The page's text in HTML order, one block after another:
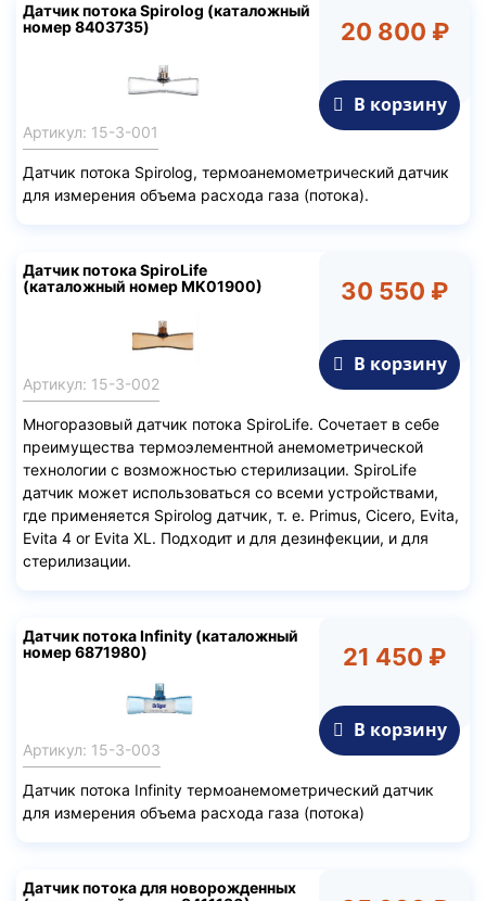
20 800 ₽
В корзину
Датчик потока Spirolog (каталожный
номер 8403735)
Артикул: 15-3-001
Датчик потока Spirolog, термоанемометрический датчик
для измерения объема расхода газа (потока).
30 550 ₽
В корзину
Датчик потока SpiroLife
(каталожный номер MK01900)
Артикул: 15-3-002
Многоразовый датчик потока SpiroLife. Сочетает в себе
преимущества термоэлементной анемометрической
технологии с возможностью стерилизации. SpiroLife
датчик может использоваться со всеми устройствами,
где применяется Spirolog датчик, т. е. Primus, Cicero, Evita,
Evita 4 or Evita XL. Подходит и для дезинфекции, и для
стерилизации.
21 450 ₽
В корзину
Датчик потока Infinity (каталожный
номер 6871980)
Артикул: 15-3-003
Датчик потока Infinity термоанемометрический датчик
для измерения объема расхода газа (потока)
Датчик потока для новорожденных